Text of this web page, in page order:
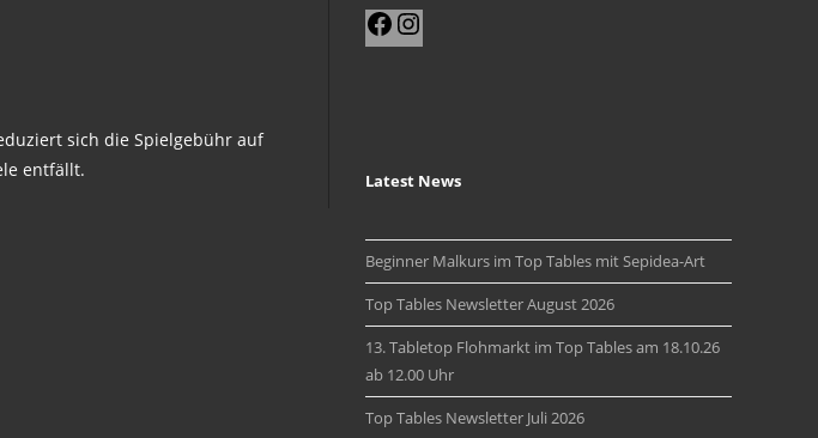
sich die Spielgebühr auf
entfällt.
Facebook
Latest News
Beginner Malkurs im Top Tables mit Sepidea-Art
Top Tables Newsletter August 2026
13. Tabletop Flohmarkt im Top Tables am 18.10.26
ab 12.00 Uhr
Top Tables Newsletter Juli 2026